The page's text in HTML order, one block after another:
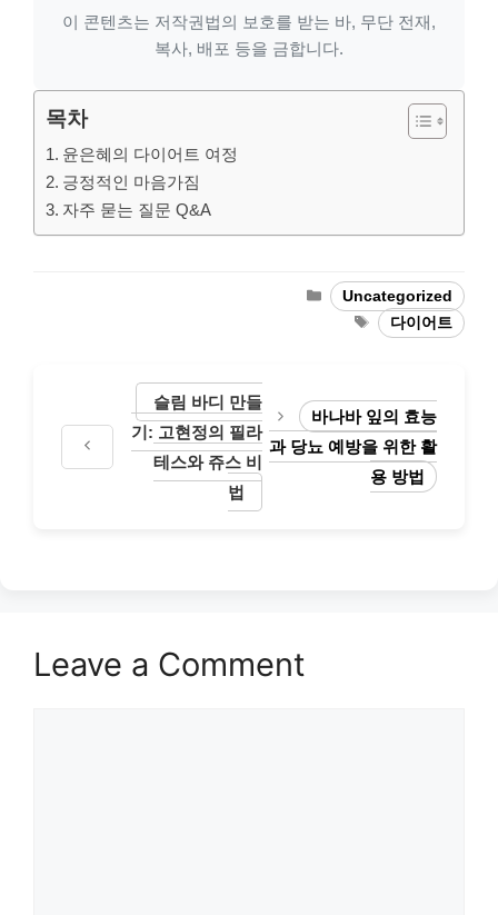
이 콘텐츠는 저작권법의 보호를 받는 바, 무단 전재,
복사, 배포 등을 금합니다.
목차
윤은혜의 다이어트 여정
긍정적인 마음가짐
자주 묻는 질문 Q&A
Categories
Uncategorized
Tags다이어트
슬림 바디 만들
기: 고현정의 필라
테스와 쥬스 비
법
바나바 잎의 효능
과 당뇨 예방을 위한 활
용 방법
Leave a Comment